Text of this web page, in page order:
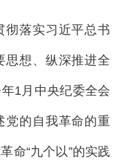
落实习近平总书
思想、纵深推进全
1月中央纪委全会
党的自我革命的重
命“九个以”的实践